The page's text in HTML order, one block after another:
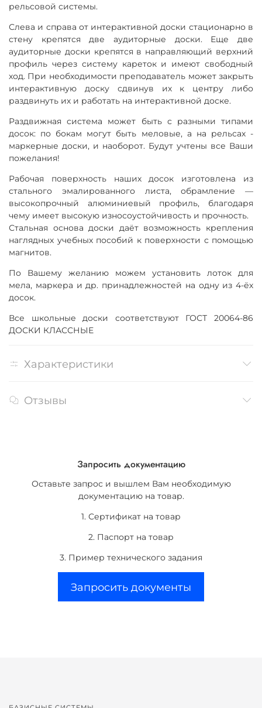
рельсовой системы.
Слева и справа от интерактивной доски стационарно в
стену крепятся две аудиторные доски. Еще две
аудиторные доски крепятся в направляющий верхний
профиль через систему кареток и имеют свободный
ход. При необходимости преподаватель может закрыть
интерактивную доску сдвинув их к центру либо
раздвинуть их и работать на интерактивной доске.
Раздвижная система может быть с разными типами
досок: по бокам могут быть меловые, а на рельсах -
маркерные доски, и наоборот. Будут учтены все Ваши
пожелания!
Рабочая поверхность наших досок изготовлена из
стального эмалированного листа, обрамление —
высокопрочный алюминиевый профиль, благодаря
чему имеет высокую износоустойчивость и прочность.
Стальная основа доски даёт возможность крепления
наглядных учебных пособий к поверхности с помощью
магнитов.
По Вашему желанию можем установить лоток для
мела, маркера и др. принадлежностей на одну из 4-ёх
досок.
Все школьные доски соответствуют ГОСТ 20064-86
ДОСКИ КЛАССНЫЕ
Характеристики
Отзывы
Запросить документацию
Оставьте запрос и вышлем Вам необходимую
документацию на товар.
1. Сертификат на товар
2. Паспорт на товар
3. Пример технического задания
Запросить документы